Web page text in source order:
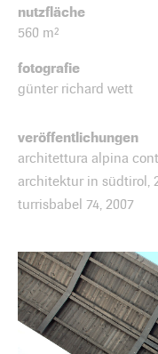
nutzfläche
560 m²
fotografie
günter richard wett
veröffentlichungen
architettura alpina
architektur in südtirol,
turrisbabel 74, 2007